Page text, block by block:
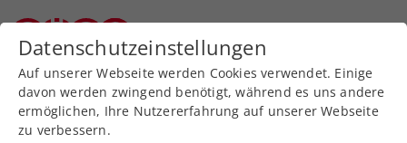
Zurück zur Newsübersicht
Davis Cup
Datenschutzeinstellungen
Auf unserer Webseite werden Cookies verwendet. Einige
davon werden zwingend benötigt, während es uns andere
ermöglichen, Ihre Nutzererfahrung auf unserer Webseite
zu verbessern.